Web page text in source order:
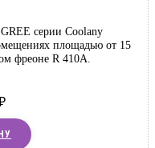
серии Coolany
площадью от 15
фреоне R 410A.